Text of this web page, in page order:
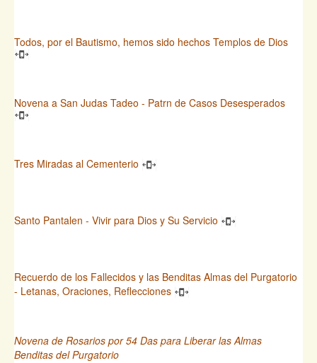
Todos, por el Bautismo, hemos sido hechos Templos de Dios
Novena a San Judas Tadeo - Patrn de Casos Desesperados
Tres Miradas al Cementerio
Santo Pantalen - Vivir para Dios y Su Servicio
Recuerdo de los Fallecidos y las Benditas Almas del Purgatorio
- Letanas, Oraciones, Reflecciones
Novena de Rosarios por 54 Das para Liberar las Almas
Benditas del Purgatorio